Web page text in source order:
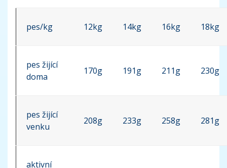
pes/kg 12kg 14kg 16kg 18kg
pes žijící
doma
170g 191g 211g 230g
pes žijící
venku
208g 233g 258g 281g
aktivní